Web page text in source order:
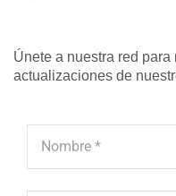
Únete a nuestra red
actualizaciones de